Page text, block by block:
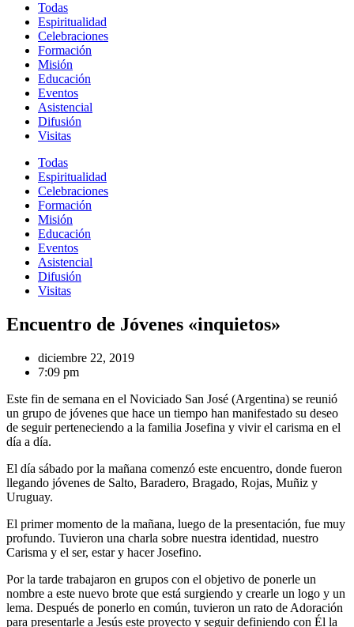
Todas
Espiritualidad
Celebraciones
Formación
Misión
Educación
Eventos
Asistencial
Difusión
Visitas
Todas
Espiritualidad
Celebraciones
Formación
Misión
Educación
Eventos
Asistencial
Difusión
Visitas
Encuentro de Jóvenes «inquietos»
diciembre 22, 2019
7:09 pm
Este fin de semana en el Noviciado San José (Argentina) se reunió
un grupo de jóvenes que hace un tiempo han manifestado su deseo
de seguir perteneciendo a la familia Josefina y vivir el carisma en el
día a día.
El día sábado por la mañana comenzó este encuentro, donde fueron
llegando jóvenes de Salto, Baradero, Bragado, Rojas, Muñiz y
Uruguay.
El primer momento de la mañana, luego de la presentación, fue muy
profundo. Tuvieron una charla sobre nuestra identidad, nuestro
Carisma y el ser, estar y hacer Josefino.
Por la tarde trabajaron en grupos con el objetivo de ponerle un
nombre a este nuevo brote que está surgiendo y crearle un logo y un
lema. Después de ponerlo en común, tuvieron un rato de Adoración
para presentarle a Jesús este proyecto y seguir definiendo con Él la